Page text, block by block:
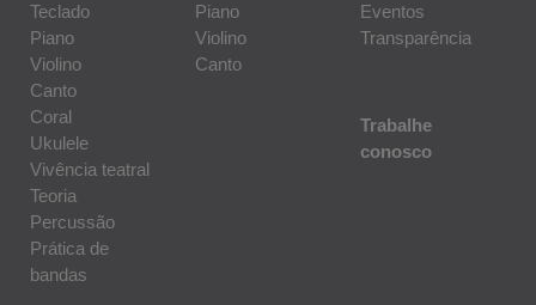
Teclado
Piano
Violino
Canto
Coral
Ukulele
Vivência teatral
Teoria
Percussão
Prática de
bandas
Piano
Violino
Canto
Eventos
Transparência
Trabalhe
conosco